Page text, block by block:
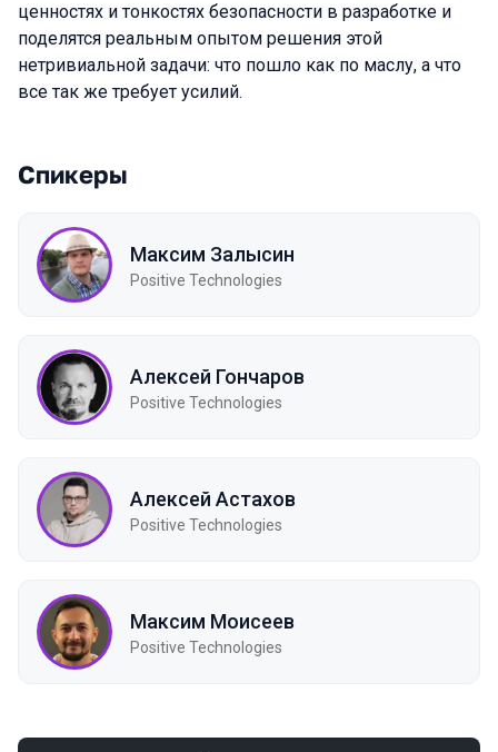
ценностях и тонкостях безопасности в разработке и
поделятся реальным опытом решения этой
нетривиальной задачи: что пошло как по маслу, а что
все так же требует усилий.
Спикеры
Максим Залысин
Positive Technologies
Алексей Гончаров
Positive Technologies
Алексей Астахов
Positive Technologies
Максим Моисеев
Positive Technologies